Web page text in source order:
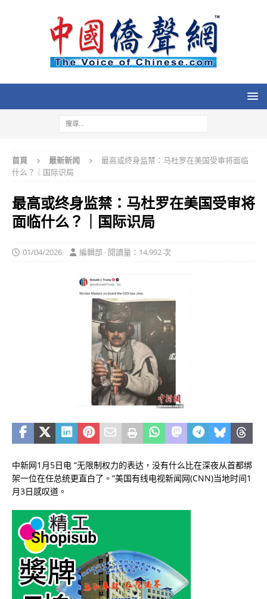
首頁 最新新闻
最高或终身监禁：马杜罗在美国受审将面临
什么？｜国际识局
最高或终身监禁：马杜罗在美国受审将
面临什么？｜国际识局
01/04/2026 編輯部 · 閱讀量：14,992 次
中新网1月5日电 “无限制权力的表达，没有什么比在深夜从首都绑
架一位在任总统更直白了。”美国有线电视新闻网(CNN)当地时间1
月3日感叹道。